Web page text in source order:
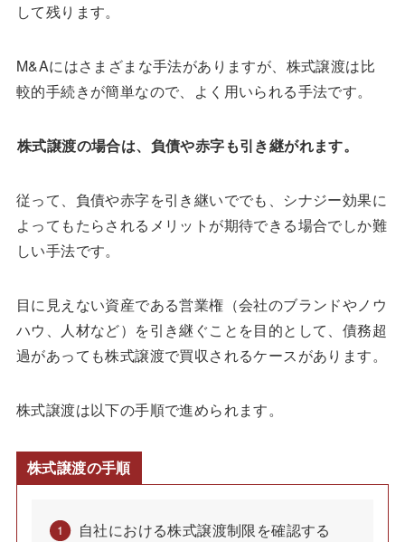
して残ります。
M&Aにはさまざまな手法がありますが、株式譲渡は比
較的手続きが簡単なので、よく用いられる手法です。
株式譲渡の場合は、負債や赤字も引き継がれます。
従って、負債や赤字を引き継いででも、シナジー効果に
よってもたらされるメリットが期待できる場合でしか難
しい手法です。
目に見えない資産である営業権（会社のブランドやノウ
ハウ、人材など）を引き継ぐことを目的として、債務超
過があっても株式譲渡で買収されるケースがあります。
株式譲渡は以下の手順で進められます。
株式譲渡の手順
自社における株式譲渡制限を確認する